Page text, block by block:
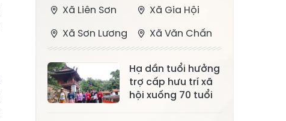
Xã Liên Sơn
Xã Gia Hội
Xã Sơn Lương
Xã Văn Chấn
Bằng La
Xã Chấn Thịnh
Xã Nghĩa Tâm
Xã Phong Dụ
Hạ dần tuổi hưởng
trợ cấp hưu trí xã
hội xuống 70 tuổi